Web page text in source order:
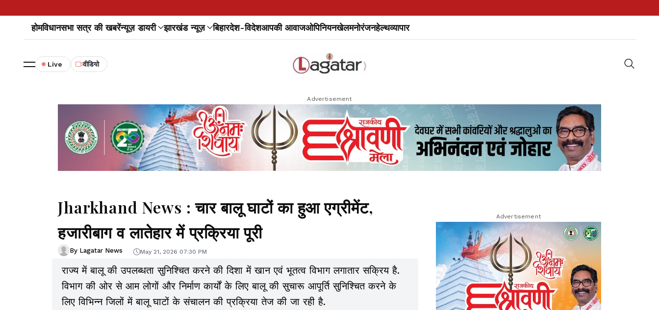
होमविधानसभा सत्र की खबरेंन्यूज़ डायरी झारखंड न्यूज़ बिहारदेश-विदेशआपकी आवाजओपिनियनखेलमनोरंजनहेल्थव्यापार
Live वीडियो
Advertisement
Jharkhand News : चार बालू घाटों का हुआ एग्रीमेंट,
हजारीबाग व लातेहार में प्रक्रिया पूरी
By Lagatar News May 21, 2026 07:30 PM
राज्य में बालू की उपलब्धता सुनिश्चित करने की दिशा में खान एवं भूतत्व विभाग लगातार सक्रिय है.
विभाग की ओर से आम लोगों और निर्माण कार्यों के लिए बालू की सुचारू आपूर्ति सुनिश्चित करने के
लिए विभिन्न जिलों में बालू घाटों के संचालन की प्रक्रिया तेज की जा रही है.
Advertisement